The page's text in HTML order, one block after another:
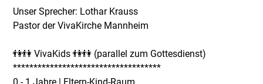
Unser Sprecher: Lothar Krauss
Pastor der VivaKirche Mannheim
👫👫 VivaKids 👫👫 (parallel zum Gottesdienst)
************************************